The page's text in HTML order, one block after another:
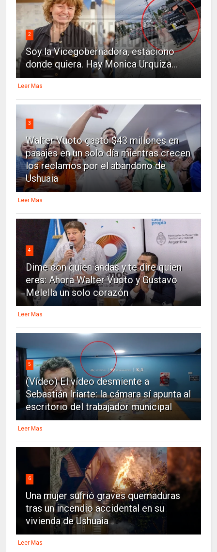
2
Soy la Vicegobernadora, estaciono
donde quiera. Hay Monica Urquiza...
Leer Mas
3
Walter Vuoto gastó $43 millones en
pasajes en un solo día mientras crecen
los reclamos por el abandono de
Ushuaia
Leer Mas
4
Dime con quien andas y te dire quien
eres: Ahora Walter Vuoto y Gustavo
Melella un solo corazón
Leer Mas
5
(Vídeo) El vídeo desmiente a
Sebastián Iriarte: la cámara sí apunta al
escritorio del trabajador municipal
Leer Mas
6
Una mujer sufrió graves quemaduras
tras un incendio accidental en su
vivienda de Ushuaia
Leer Mas